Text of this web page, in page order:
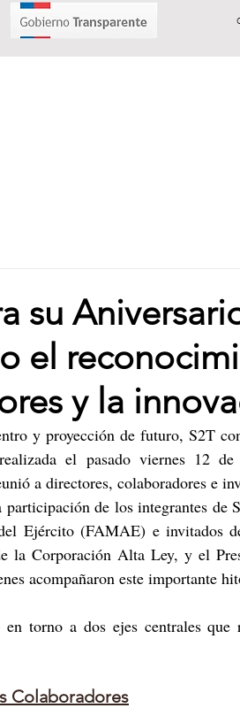
Tecnológicas
su
el
y la
y proyección de futuro, S2T
el pasado viernes 12
a directores, colaboradores e
de los integrantes de
Ejército (FAMAE) e invitados
la Corporación Alta Ley, y el
acompañaron este importante
en torno a dos ejes centrales
Colaboradores